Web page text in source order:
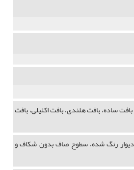
ساده، بافت هلندی، بافت اکلیلی، بافت
دیوار رنگ شده، سطوح صاف بدون شکاف و